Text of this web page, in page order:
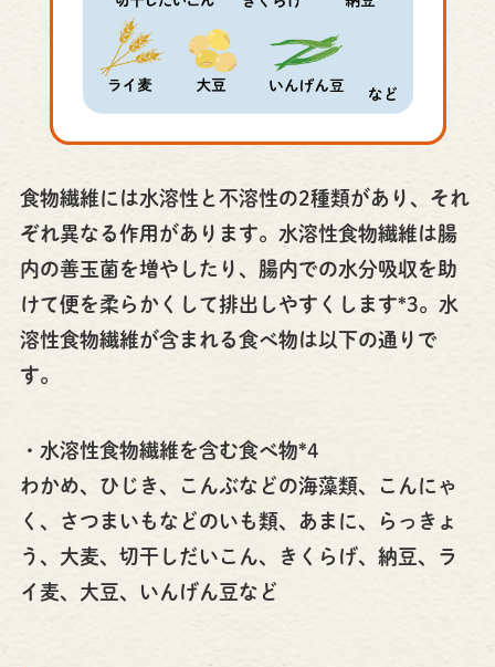
食物繊維には水溶性と不溶性の2種類があり、それ
ぞれ異なる作用があります。水溶性食物繊維は腸
内の善玉菌を増やしたり、腸内での水分吸収を助
けて便を柔らかくして排出しやすくします*3。水
溶性食物繊維が含まれる食べ物は以下の通りで
す。
・水溶性食物繊維を含む食べ物*4
わかめ、ひじき、こんぶなどの海藻類、こんにゃ
く、さつまいもなどのいも類、あまに、らっきょ
う、大麦、切干しだいこん、きくらげ、納豆、ラ
イ麦、大豆、いんげん豆など